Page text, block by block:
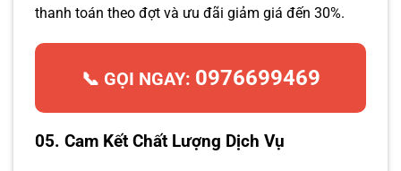
thanh toán theo đợt và ưu đãi giảm giá đến 30%.
📞 GỌI NGAY: 0976699469
05. Cam Kết Chất Lượng Dịch Vụ